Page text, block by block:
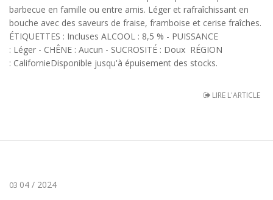
barbecue en famille ou entre amis. Léger et rafraîchissant en
bouche avec des saveurs de fraise, framboise et cerise fraîches.
ÉTIQUETTES : Incluses ALCOOL : 8,5 % - PUISSANCE
: Léger - CHÊNE : Aucun - SUCROSITÉ : Doux RÉGION
: CalifornieDisponible jusqu'à épuisement des stocks.
LIRE L'ARTICLE
03 04 / 2024